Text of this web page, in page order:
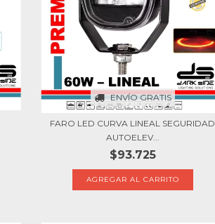
ENVÍO GRATIS
FARO LED CURVA LINEAL SEGURIDAD
AUTOELEV...
$93.725